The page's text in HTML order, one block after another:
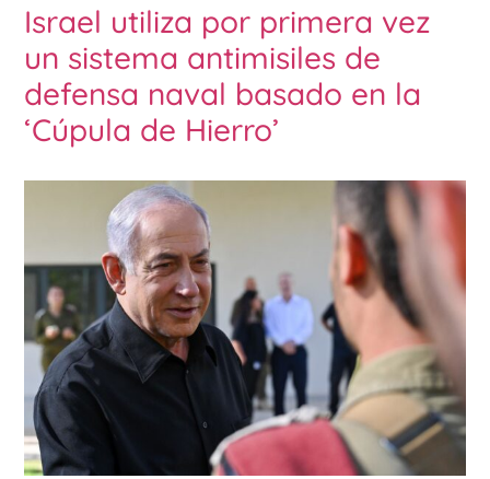
Israel utiliza por primera vez
un sistema antimisiles de
defensa naval basado en la
‘Cúpula de Hierro’